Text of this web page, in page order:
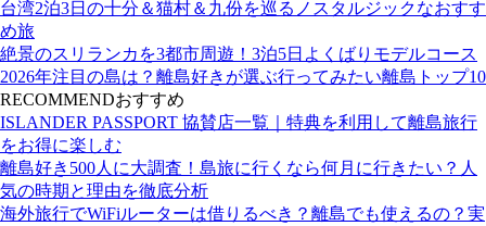
台湾2泊3日の十分＆猫村＆九份を巡るノスタルジックなおすす
め旅
絶景のスリランカを3都市周遊！3泊5日よくばりモデルコース
2026年注目の島は？離島好きが選ぶ行ってみたい離島トップ10
RECOMMENDおすすめ
ISLANDER PASSPORT 協賛店一覧｜特典を利用して離島旅行
をお得に楽しむ
離島好き500人に大調査！島旅に行くなら何月に行きたい？人
気の時期と理由を徹底分析
海外旅行でWiFiルーターは借りるべき？離島でも使えるの？実